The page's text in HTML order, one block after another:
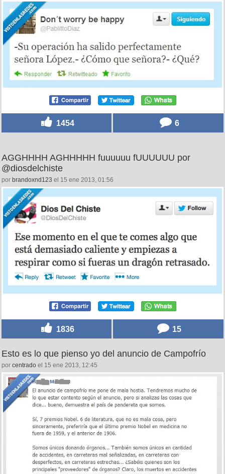
1454 6
AGGHHHH AGHHHHH fuuuuuu fUUUUUU por
@diosdelchiste
por brandoxnd123 el 15 ene 2013, 01:56
1836 15
Esto es lo que pienso yo del anuncio de Campofrío
por centrado el 15 ene 2013, 12:45